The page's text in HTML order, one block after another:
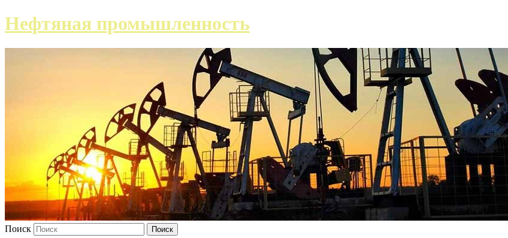
Нефтяная промышленность
Поиск